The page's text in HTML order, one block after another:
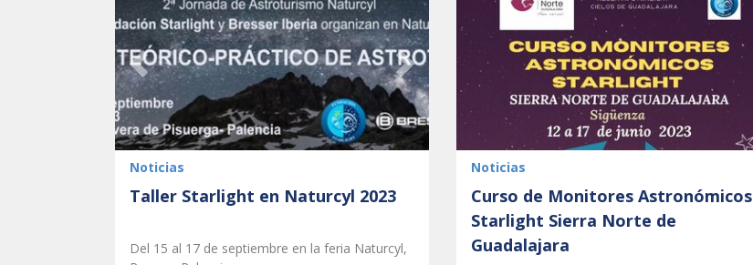
Previous Next
Taller Starlight en Naturcyl 2023
Noticias
Curso de Monitores Astronómicos
Starlight Sierra Norte de
Guadalajara